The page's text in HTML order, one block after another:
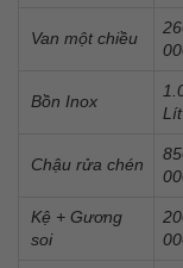
Van một chiều
Bồn Inox
Lít
Chậu rửa chén
Kệ + Gương
soi